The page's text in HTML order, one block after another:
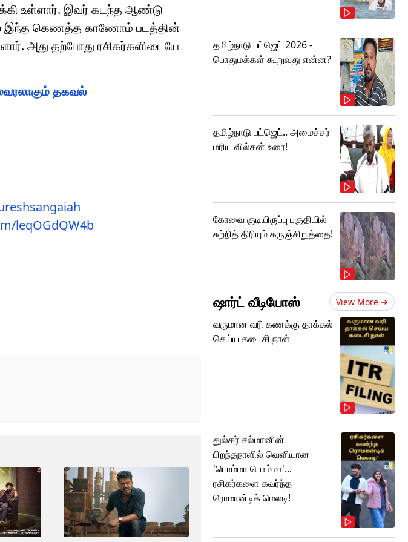
உள்ளார். இவர் கடந்த ஆண்டு
இந்த கெணத்த காணோம் படத்தின்
அது தற்போது ரசிகர்களிடையே
தகவல்
leqOGdQW4b
தமிழ்நாடு பட்ஜெட் 2026 -
பொதுமக்கள் கூறுவது என்ன?
தமிழ்நாடு பட்ஜெட்.. அமைச்சர்
மரிய வில்சன் உரை!
கோவை குடியிருப்பு பகுதியில்
சுற்றித் திரியும் கருஞ்சிறுத்தை!
ஷார்ட் வீடியோஸ் View More
வருமான வரி கணக்கு தாக்கல்
செய்ய கடைசி நாள்
துல்கர் சல்மானின்
பிறந்தநாளில் வெளியான
'பொம்மா பொம்மா'...
ரசிகர்களை கவர்ந்த
ரொமான்டிக் மெலடி!